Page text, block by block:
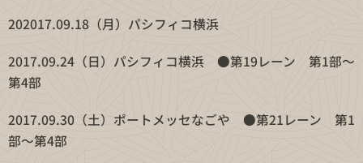
202017.09.18（月）パシフィコ横浜
2017.09.24（日）パシフィコ横浜 ●第19レーン 第1部〜
第4部
2017.09.30（土）ポートメッセなごや ●第21レーン 第1
部〜第4部